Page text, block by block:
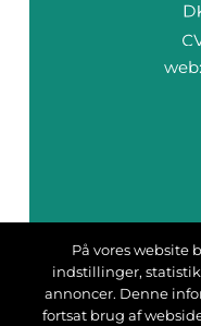
web:
På vores website
indstillinger,
annoncer. Denne
fortsat brug af